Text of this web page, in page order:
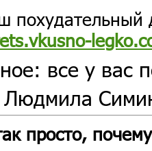
похудательный
все у вас
просто,